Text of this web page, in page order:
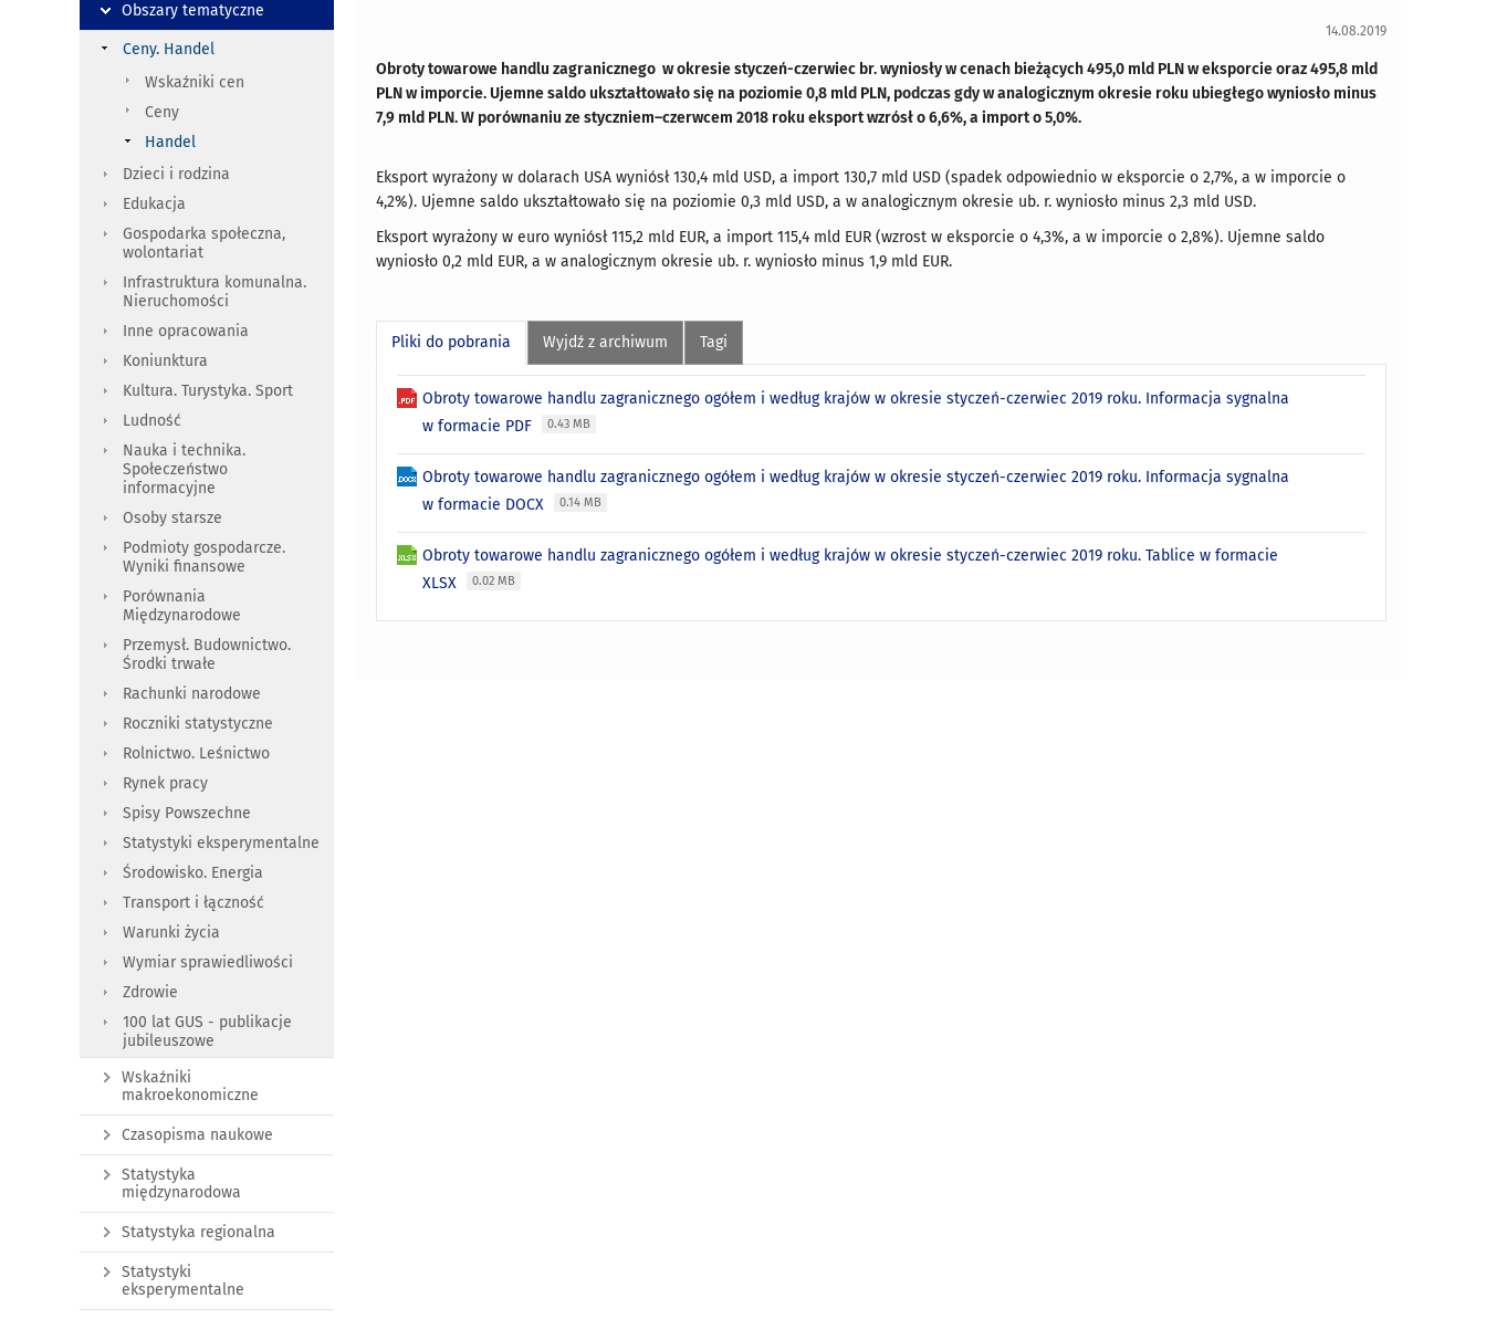
14.08.2019
Obroty towarowe handlu zagranicznego w okresie styczeń-czerwiec br. wyniosły w cenach bieżących 495,0 mld PLN w eksporcie oraz 495,8 mld
PLN w imporcie. Ujemne saldo ukształtowało się na poziomie 0,8 mld PLN, podczas gdy w analogicznym okresie roku ubiegłego wyniosło minus
7,9 mld PLN. W porównaniu ze styczniem–czerwcem 2018 roku eksport wzrósł o 6,6%, a import o 5,0%.
Eksport wyrażony w dolarach USA wyniósł 130,4 mld USD, a import 130,7 mld USD (spadek odpowiednio w eksporcie o 2,7%, a w imporcie o
4,2%). Ujemne saldo ukształtowało się na poziomie 0,3 mld USD, a w analogicznym okresie ub. r. wyniosło minus 2,3 mld USD.
Eksport wyrażony w euro wyniósł 115,2 mld EUR, a import 115,4 mld EUR (wzrost w eksporcie o 4,3%, a w imporcie o 2,8%). Ujemne saldo
wyniosło 0,2 mld EUR, a w analogicznym okresie ub. r. wyniosło minus 1,9 mld EUR.
Pliki do pobrania Wyjdź z archiwum Tagi
Obroty towarowe handlu zagranicznego ogółem i według krajów w okresie styczeń-czerwiec 2019 roku. Informacja sygnalna
w formacie PDF
0.43 MB
Obroty towarowe handlu zagranicznego ogółem i według krajów w okresie styczeń-czerwiec 2019 roku. Informacja sygnalna
w formacie DOCX
0.14 MB
Obroty towarowe handlu zagranicznego ogółem i według krajów w okresie styczeń-czerwiec 2019 roku. Tablice w formacie
XLSX
0.02 MB
Obszary tematyczne
Ceny. Handel
Wskaźniki cen
Ceny
Handel
Dzieci i rodzina
Edukacja
Gospodarka społeczna,
wolontariat
Infrastruktura komunalna.
Nieruchomości
Inne opracowania
Koniunktura
Kultura. Turystyka. Sport
Ludność
Nauka i technika.
Społeczeństwo
informacyjne
Osoby starsze
Podmioty gospodarcze.
Wyniki finansowe
Porównania
Międzynarodowe
Przemysł. Budownictwo.
Środki trwałe
Rachunki narodowe
Roczniki statystyczne
Rolnictwo. Leśnictwo
Rynek pracy
Spisy Powszechne
Statystyki eksperymentalne
Środowisko. Energia
Transport i łączność
Warunki życia
Wymiar sprawiedliwości
Zdrowie
100 lat GUS - publikacje
jubileuszowe
Wskaźniki
makroekonomiczne
Czasopisma naukowe
Statystyka
międzynarodowa
Statystyka regionalna
Statystyki
eksperymentalne